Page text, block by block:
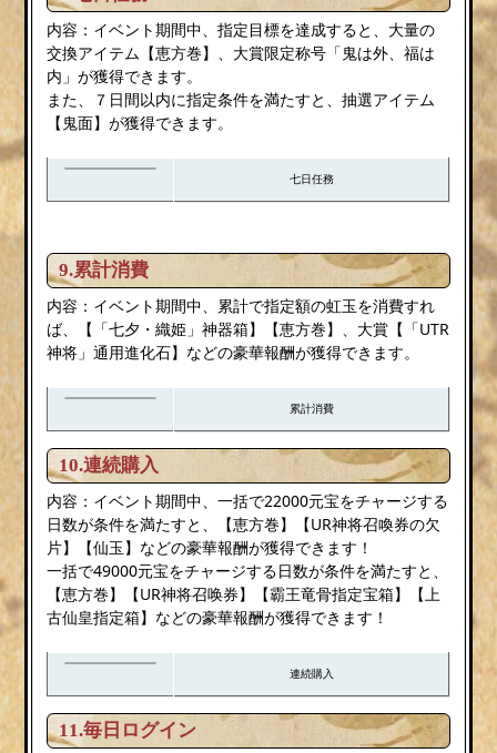
内容：イベント期間中、指定目標を達成すると、大量の
交換アイテム【恵方巻】、大賞限定称号「鬼は外、福は
内」が獲得できます。
また、７日間以内に指定条件を満たすと、抽選アイテム
【鬼面】が獲得できます。
七日任務
9.累計消費
内容：イベント期間中、累計で指定額の虹玉を消費すれ
ば、【「七夕・織姫」神器箱】【恵方巻】、大賞【「UTR
神将」通用進化石】などの豪華報酬が獲得できます。
累計消費
10.連続購入
内容：イベント期間中、一括で22000元宝をチャージする
日数が条件を満たすと、【恵方巻】【UR神将召喚券の欠
片】【仙玉】などの豪華報酬が獲得できます！
一括で49000元宝をチャージする日数が条件を満たすと、
【恵方巻】【UR神将召唤券】【霸王竜骨指定宝箱】【上
古仙皇指定箱】などの豪華報酬が獲得できます！
連続購入
11.毎日ログイン